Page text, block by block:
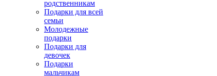
родственникам
Подарки для всей
семьи
Молодежные
подарки
Подарки для
девочек
Подарки
мальчикам